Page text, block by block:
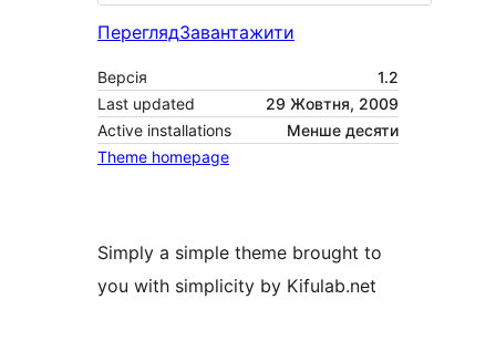
ПереглядЗавантажити
Версія
1.2
Last updated
29 Жовтня, 2009
Active installations
Менше десяти
Theme homepage
Simply a simple theme brought to
you with simplicity by Kifulab.net